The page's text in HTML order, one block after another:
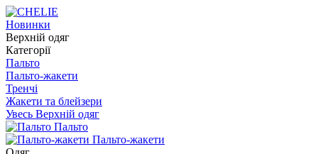
Новинки
Верхній одяг
Категорії
Пальто
Пальто-жакети
Тренчі
Жакети та блейзери
Увесь Верхній одяг
Пальто
Пальто-жакети